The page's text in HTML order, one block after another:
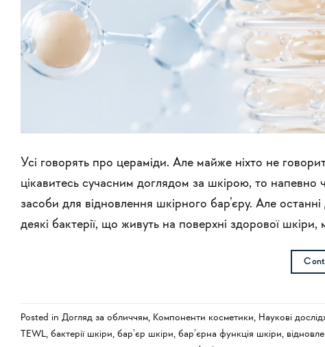
Усі говорять про цераміди. Але майже ніхто не
цікавитесь сучасним доглядом за шкірою, то напевно
засоби для відновлення шкірного бар’єру. Але
деякі бактерії, що живуть на поверхні здорової
Posted in Догляд за обличчям, Компоненти косметики, Наукові
TEWL, бактерії шкіри, бар’єр шкіри, бар’єрна функція шкіри,